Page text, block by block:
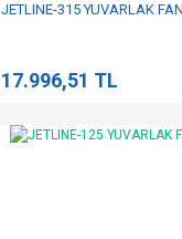
JETLINE-315 YUVARLAK FAN
17.996,51 TL